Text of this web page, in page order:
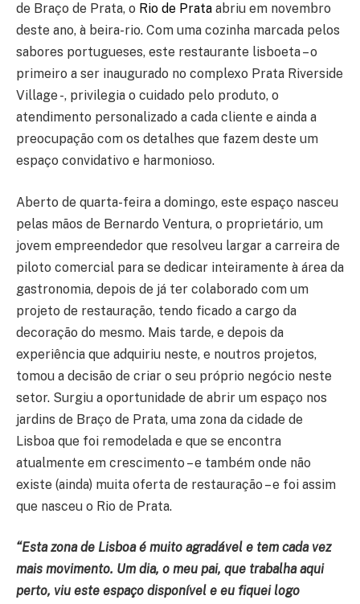
de Braço de Prata, o Rio de Prata abriu em novembro
deste ano, à beira-rio. Com uma cozinha marcada pelos
sabores portugueses, este restaurante lisboeta – o
primeiro a ser inaugurado no complexo Prata Riverside
Village -, privilegia o cuidado pelo produto, o
atendimento personalizado a cada cliente e ainda a
preocupação com os detalhes que fazem deste um
espaço convidativo e harmonioso.
Aberto de quarta-feira a domingo, este espaço nasceu
pelas mãos de Bernardo Ventura, o proprietário, um
jovem empreendedor que resolveu largar a carreira de
piloto comercial para se dedicar inteiramente à área da
gastronomia, depois de já ter colaborado com um
projeto de restauração, tendo ficado a cargo da
decoração do mesmo. Mais tarde, e depois da
experiência que adquiriu neste, e noutros projetos,
tomou a decisão de criar o seu próprio negócio neste
setor. Surgiu a oportunidade de abrir um espaço nos
jardins de Braço de Prata, uma zona da cidade de
Lisboa que foi remodelada e que se encontra
atualmente em crescimento – e também onde não
existe (ainda) muita oferta de restauração – e foi assim
que nasceu o Rio de Prata.
“Esta zona de Lisboa é muito agradável e tem cada vez
mais movimento. Um dia, o meu pai, que trabalha aqui
perto, viu este espaço disponível e eu fiquei logo